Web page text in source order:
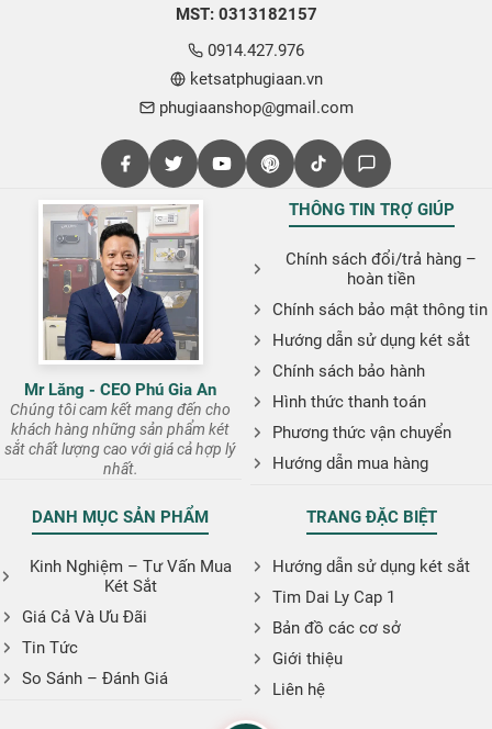
MST: 0313182157
0914.427.976
ketsatphugiaan.vn
phugiaanshop@gmail.com
Mr Lăng - CEO Phú Gia An
Chúng tôi cam kết mang đến cho
khách hàng những sản phẩm két
sắt chất lượng cao với giá cả hợp lý
nhất.
THÔNG TIN TRỢ GIÚP
Chính sách đổi/trả hàng –
hoàn tiền
Chính sách bảo mật thông tin
Hướng dẫn sử dụng két sắt
Chính sách bảo hành
Hình thức thanh toán
Phương thức vận chuyển
Hướng dẫn mua hàng
DANH MỤC SẢN PHẨM
Kinh Nghiệm – Tư Vấn Mua
Két Sắt
Giá Cả Và Ưu Đãi
Tin Tức
So Sánh – Đánh Giá
TRANG ĐẶC BIỆT
Hướng dẫn sử dụng két sắt
Tim Dai Ly Cap 1
Bản đồ các cơ sở
Giới thiệu
Liên hệ